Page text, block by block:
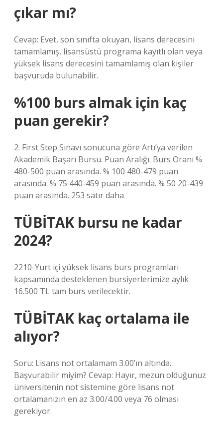
çıkar mı?
Cevap: Evet, son sınıfta okuyan, lisans derecesini
tamamlamış, lisansüstü programa kayıtlı olan veya
yüksek lisans derecesini tamamlamış olan kişiler
başvuruda bulunabilir.
%100 burs almak için kaç
puan gerekir?
2. First Step Sınavı sonucuna göre Artı’ya verilen
Akademik Başarı Bursu. Puan Aralığı. Burs Oranı %
480-500 puan arasında. % 100 480-479 puan
arasında. % 75 440-459 puan arasında. % 50 20-439
puan arasında. 253 satır daha
TÜBİTAK bursu ne kadar
2024?
2210-Yurt içi yüksek lisans burs programları
kapsamında desteklenen bursiyerlerimize aylık
16.500 TL tam burs verilecektir.
TÜBİTAK kaç ortalama ile
alıyor?
Soru: Lisans not ortalamam 3.00’ın altında.
Başvurabilir miyim? Cevap: Hayır, mezun olduğunuz
üniversitenin not sistemine göre lisans not
ortalamanızın en az 3.00/4.00 veya 76 olması
gerekiyor.